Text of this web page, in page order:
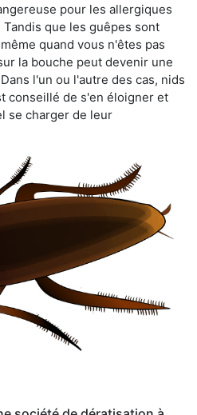
pour les allergiques
que les guêpes sont
quand vous n'êtes pas
la bouche peut devenir une
l'un ou l'autre des cas, nids
conseillé de s'en éloigner et
se charger de leur